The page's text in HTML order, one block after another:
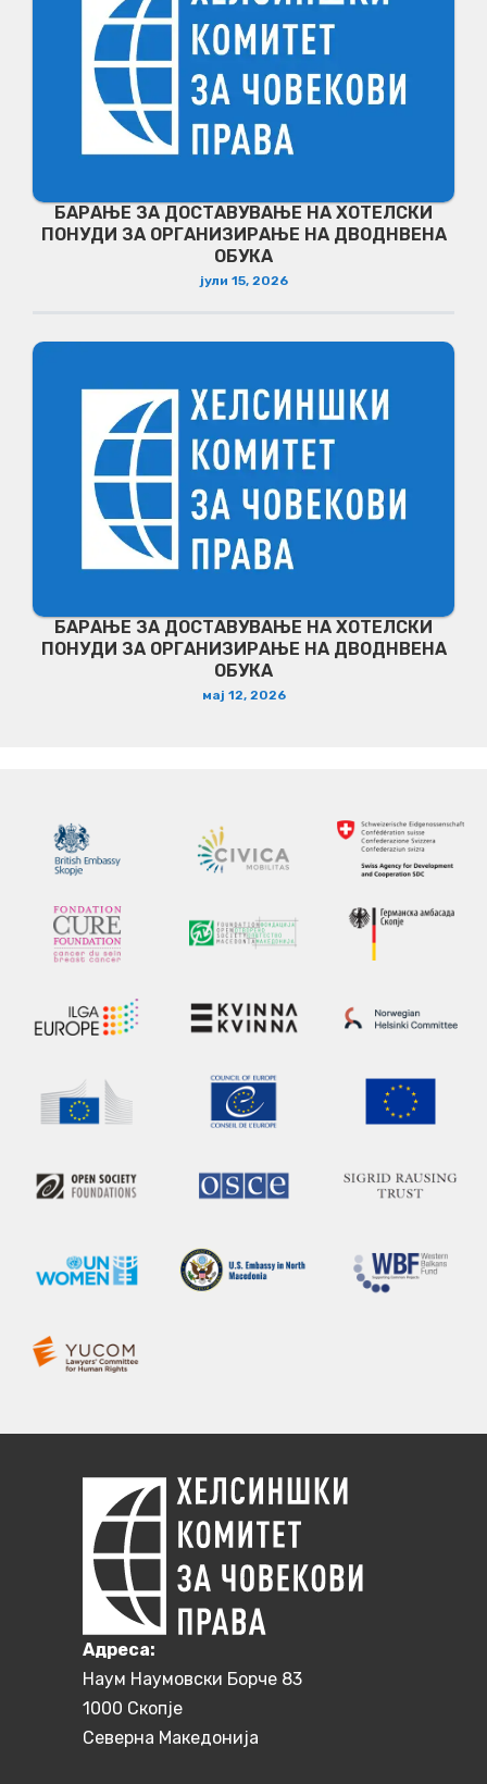
БАРАЊЕ ЗА ДОСТАВУВАЊЕ НA ХОТЕЛСКИ
ПОНУДИ ЗА ОРГАНИЗИРАЊЕ НА ДВОДНВЕНА
ОБУКА
јули 15, 2026
БАРАЊЕ ЗА ДОСТАВУВАЊЕ НA ХОТЕЛСКИ
ПОНУДИ ЗА ОРГАНИЗИРАЊЕ НА ДВОДНВЕНА
ОБУКА
мај 12, 2026
Aдреса:
Наум Наумовски Борче 83
1000 Скопје
Северна Македонија